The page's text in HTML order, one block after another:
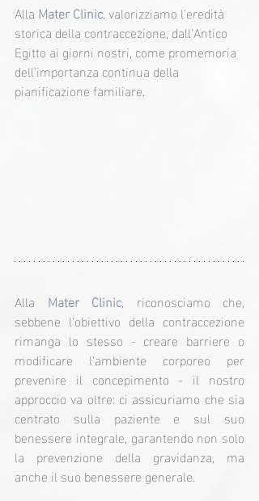
Alla Mater Clinic, valorizziamo l'eredità
storica della contraccezione, dall'Antico
Egitto ai giorni nostri, come promemoria
dell'importanza continua della
pianificazione familiare.
Alla Mater Clinic, riconosciamo che,
sebbene l'obiettivo della contraccezione
rimanga lo stesso - creare barriere o
modificare l'ambiente corporeo per
prevenire il concepimento - il nostro
approccio va oltre: ci assicuriamo che sia
centrato sulla paziente e sul suo
benessere integrale, garantendo non solo
la prevenzione della gravidanza, ma
anche il suo benessere generale.